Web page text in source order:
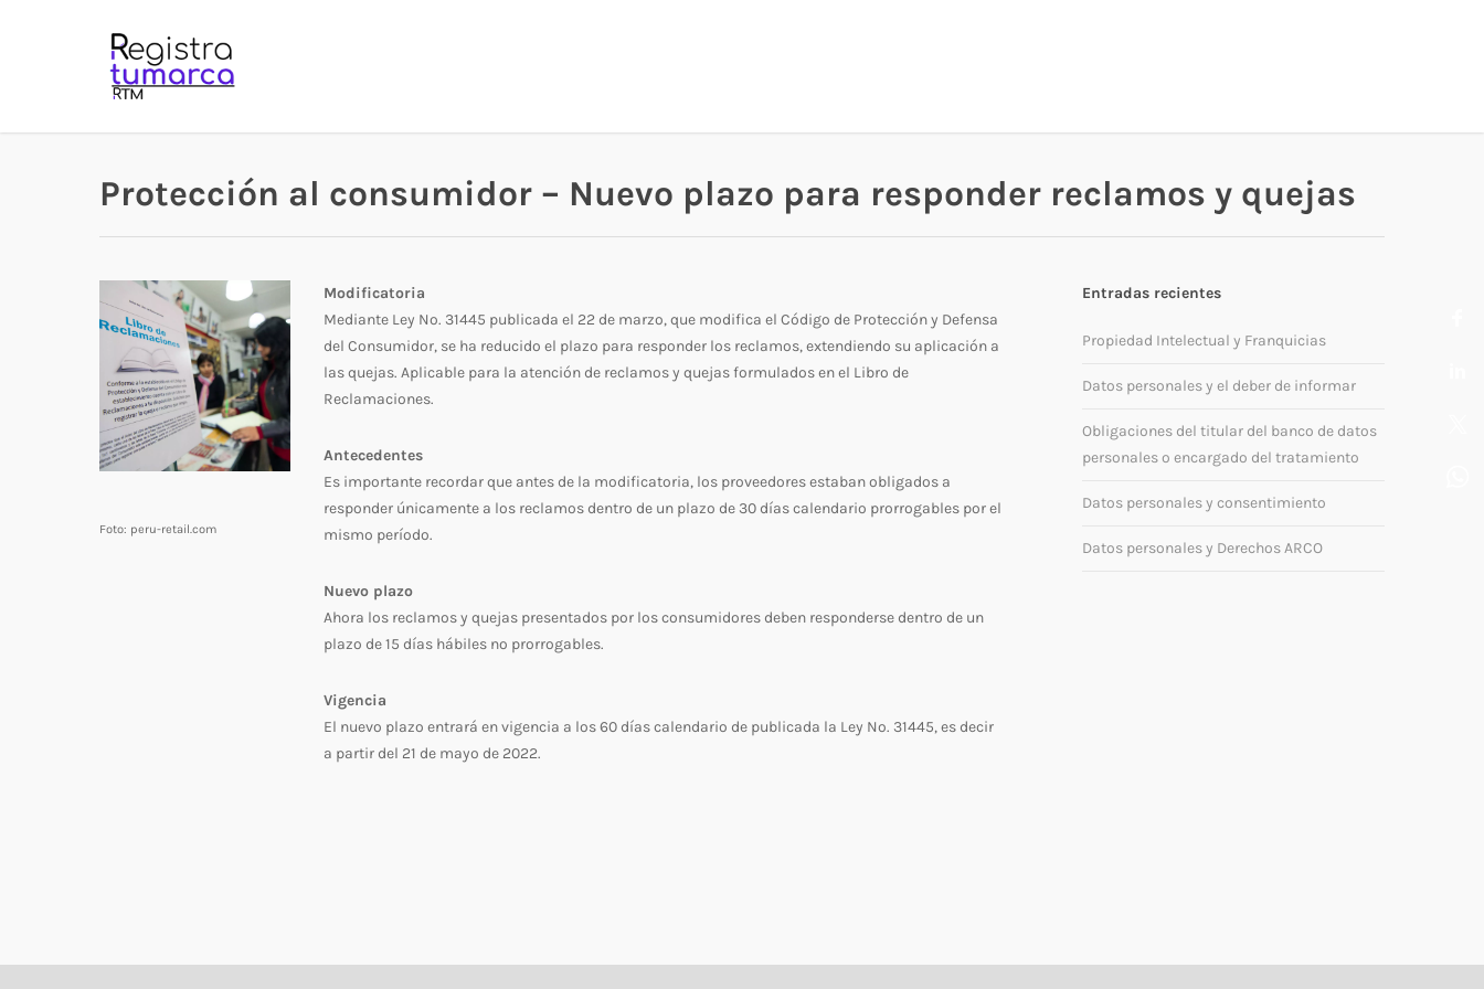
Protección al consumidor – Nuevo plazo para responder reclamos y quejas
Foto: peru-retail.com
Modificatoria
Mediante Ley No. 31445 publicada el 22 de marzo, que modifica el Código de Protección y Defensa
del Consumidor, se ha reducido el plazo para responder los reclamos, extendiendo su aplicación a
las quejas. Aplicable para la atención de reclamos y quejas formulados en el Libro de
Reclamaciones.
Antecedentes
Es importante recordar que antes de la modificatoria, los proveedores estaban obligados a
responder únicamente a los reclamos dentro de un plazo de 30 días calendario prorrogables por el
mismo período.
Nuevo plazo
Ahora los reclamos y quejas presentados por los consumidores deben responderse dentro de un
plazo de 15 días hábiles no prorrogables.
Vigencia
El nuevo plazo entrará en vigencia a los 60 días calendario de publicada la Ley No. 31445, es decir
a partir del 21 de mayo de 2022.
Entradas recientes
Propiedad Intelectual y Franquicias
Datos personales y el deber de informar
Obligaciones del titular del banco de datos
personales o encargado del tratamiento
Datos personales y consentimiento
Datos personales y Derechos ARCO